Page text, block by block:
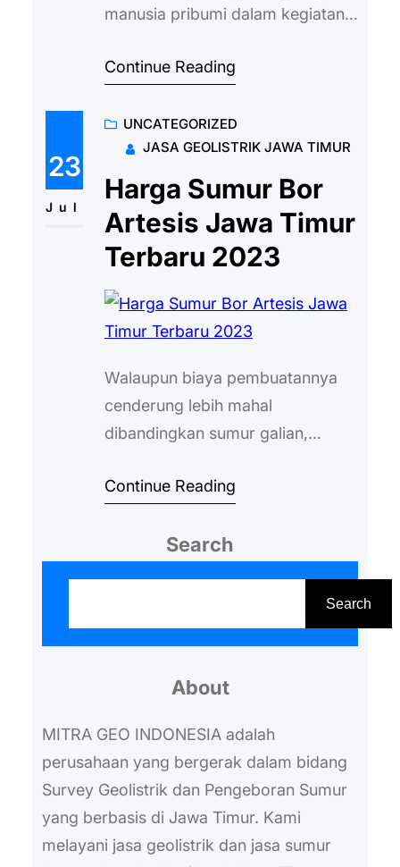
manusia pribumi dalam kegiatan
pun air sangat dibutuhkan demi
agar hidup berjalan normal dan
lancar dibutuhkan air yang bersih.
Dalam hal ini, air dari tanah yang
dalam sangat diperlukan karena
terhindar dari bakteri maupun
polusi. Tak heran apabila
banyak…
Continue Reading
23
Jul
UNCATEGORIZED
JASA GEOLISTRIK JAWA TIMUR
Harga Sumur Bor
Artesis Jawa Timur
Terbaru 2023
Walaupun biaya pembuatannya
cenderung lebih mahal
dibandingkan sumur galian,
yang menguntungkan. Berikut ini
sumur bor artesis Jawa Timur
faktor yang mempengaruhinya.
Timur 2023 Umumnya, sumur bor
150.000 hingga Rp…
Continue Reading
Search
Search
About
MITRA GEO INDONESIA adalah
perusahaan yang bergerak dalam bidang
Survey Geolistrik dan Pengeboran Sumur
yang berbasis di Jawa Timur. Kami
melayani jasa geolistrik dan jasa sumur